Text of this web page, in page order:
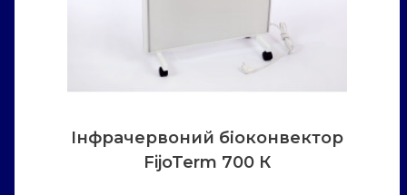
Інфрачервоний біоконвектор
FijoTerm 700 К